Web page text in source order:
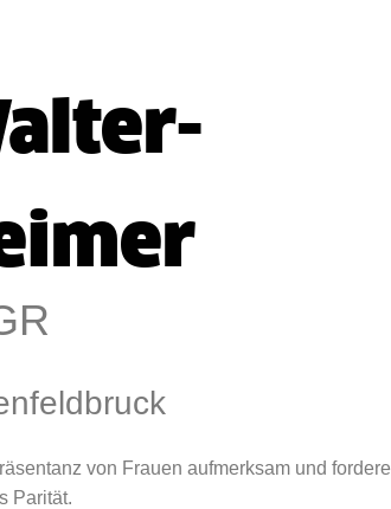
von Frauen aufmerksam und fordere
Parität.